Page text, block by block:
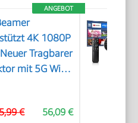
ANGEBOT
4K 1080P
Tragbarer
mit 5G WiFi
56,09 €
€